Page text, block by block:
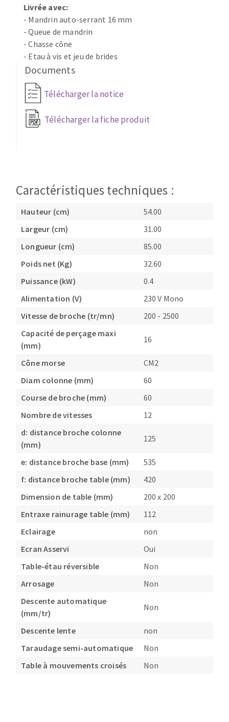
Perceuses magnétiques
Affuteurs de forets
Tourets
Ponceuses
Tours à métaux
Tables
OUTILS COUPANTS
Fraises scies
Rubans
Fraise HSS
Forets métaux
Livrée avec:
- Mandrin auto-serrant 16 mm
- Queue de mandrin
- Chasse cône
- Etau à vis et jeu de brides
Documents
Télécharger la notice
Télécharger la fiche produit
Caractéristiques techniques :
Hauteur (cm)
54.00
Largeur (cm)
31.00
Longueur (cm)
85.00
Poids net (Kg)
32.60
Puissance (kW)
0.4
Alimentation (V)
230 V Mono
Vitesse de broche (tr/mn)
200 - 2500
Capacité de perçage maxi
(mm)
16
Cône morse
CM2
Diam colonne (mm)
60
Course de broche (mm)
60
Nombre de vitesses
12
d: distance broche colonne
(mm)
125
e: distance broche base (mm)
535
f: distance broche table (mm)
420
Dimension de table (mm)
200 x 200
Entraxe rainurage table (mm)
112
Eclairage
non
Ecran Asservi
Oui
Table-étau réversible
Non
Arrosage
Non
Descente automatique
(mm/tr)
Non
Descente lente
non
Taraudage semi-automatique
Non
Table à mouvements croisés
Non